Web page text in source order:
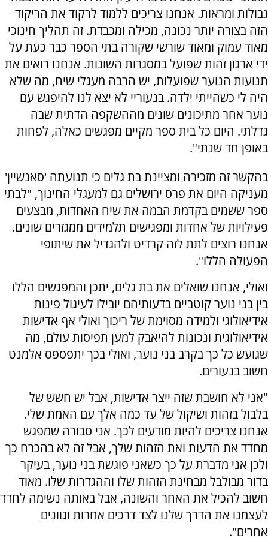
גבולות ומראות. אנחנו צריכים ללמוד לרקוד את הריקוד
הזה בצורה יותר נכונה, מכילה ומכבדת. זה תהליך חינוכי
מאוד עמוק ומאוד שורשי שקורה בתי הספר כבר כעת על
ידי ארגון זהות שפועל במסגרות השונות. אנחנו רואים את
תנועות הנוער שפועלות, יש הרבה מעגלי שיח, מה שלא
היה לי כשהייתי ילדה. בנעוריי לא יצא לנו להיפגש עם
נוער אחר מתיכונים שונים מההשקפה הדתית שבה
גדלתי. היום כל בית ספר מקיים מפגשים כאלה, לפחות
באופן חד שנתי".
בהקשר זה מזכירה ומציינת בת גלים כי תנועתה 'סאנשיין'
מעניקה היום את פרס ירושלים גם למעגלי החינוך, "לבתי
ספר ששמים בקדמת הבמה את שיח האחדות, מבצעים
פעילויות של אחדות ומפגישים תלמידים ממגזרים שונים.
אנחנו רוצים לתת לזה קרדיט ולהגדיל את שיתופי
הפעולה הללו".
ואולי, אנחנו שואלים את בת גלים, יתכן והמפגשים הללו
בין בני נוער קוטביים בדעותיהם יובילו לעיגול פינות
אידיאולוגי ולמידה מסוימת של ריכוך ואולי אף אדישות
אידיאולוגית ונכונות להיאבק למען תפיסות עולם, מה
שגועש כל כך בקרב בני נוער, ואולי בכך יתפספס אלמנט
חשוב בנעורים.
"אני לא חושבת שזה ייצר אדישות, אבל יש חשש של
בלבול בזהות ושיקול של עד כמה אלך עם האמת שלי.
אנחנו צריכים להיות מודעים לכך. אני סבורה שמפגש
מחדד את הדעות ואת הזהות שלך, אבל זה לא בהכרח כך
ולכן אני מדברת על כך כשאני פוגשת בני נוער, בעיקר
בדור מבולבל מבחינת הזהות שלו וההגדרות שלו. מאוד
חשוב להכיל את האחר והשונה, אבל באותה נשימה לחדד
לעצמנו את הדרך שלנו לצד דרכים אחרות וגוונים
אחרים".